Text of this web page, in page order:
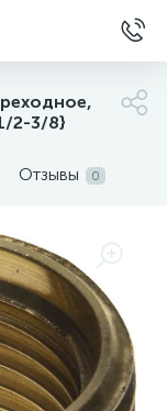
2-3/8}
Отзывы 0